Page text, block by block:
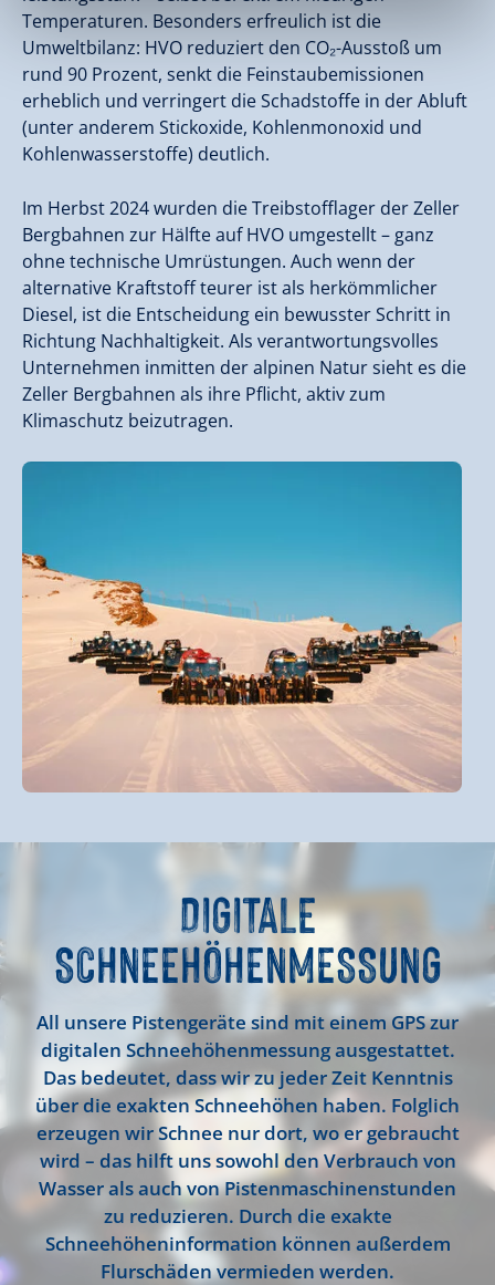
Temperaturen. Besonders erfreulich ist die
Umweltbilanz: HVO reduziert den CO₂-Ausstoß um
rund 90 Prozent, senkt die Feinstaubemissionen
erheblich und verringert die Schadstoffe in der Abluft
(unter anderem Stickoxide, Kohlenmonoxid und
Kohlenwasserstoffe) deutlich.
Im Herbst 2024 wurden die Treibstofflager der Zeller
Bergbahnen zur Hälfte auf HVO umgestellt – ganz
ohne technische Umrüstungen. Auch wenn der
alternative Kraftstoff teurer ist als herkömmlicher
Diesel, ist die Entscheidung ein bewusster Schritt in
Richtung Nachhaltigkeit. Als verantwortungsvolles
Unternehmen inmitten der alpinen Natur sieht es die
Zeller Bergbahnen als ihre Pflicht, aktiv zum
Klimaschutz beizutragen.
DIGITALE
SCHNEEHÖHENMESSUNG
All unsere Pistengeräte sind mit einem GPS zur
digitalen Schneehöhenmessung ausgestattet.
Das bedeutet, dass wir zu jeder Zeit Kenntnis
über die exakten Schneehöhen haben. Folglich
erzeugen wir Schnee nur dort, wo er gebraucht
wird – das hilft uns sowohl den Verbrauch von
Wasser als auch von Pistenmaschinenstunden
zu reduzieren. Durch die exakte
Schneehöheninformation können außerdem
Flurschäden vermieden werden.